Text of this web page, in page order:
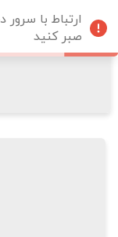
ارتباط با
صبر کنید